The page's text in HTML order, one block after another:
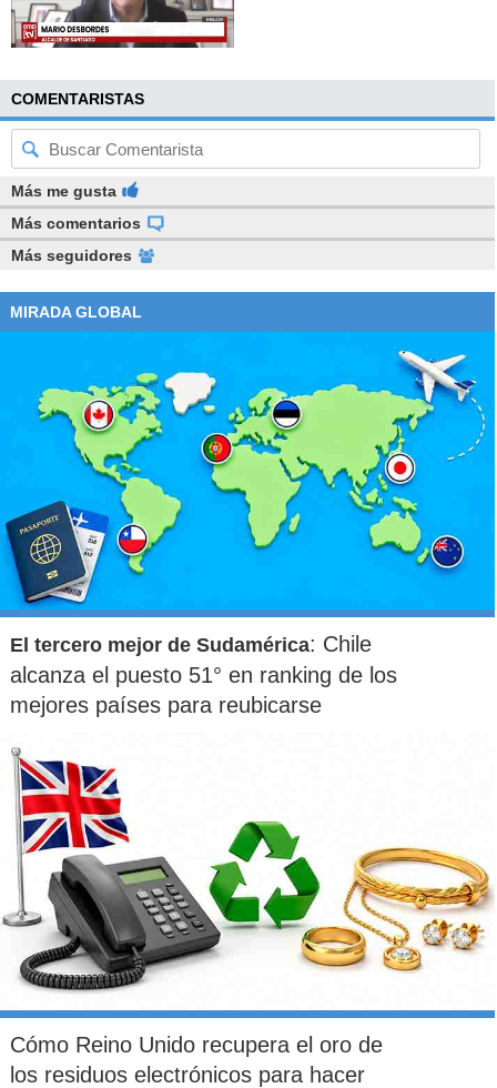
COMENTARISTAS
Más me gusta
Más comentarios
Más seguidores
MIRADA GLOBAL
El tercero mejor de Sudamérica: Chile
alcanza el puesto 51° en ranking de los
mejores países para reubicarse
Cómo Reino Unido recupera el oro de
los residuos electrónicos para hacer